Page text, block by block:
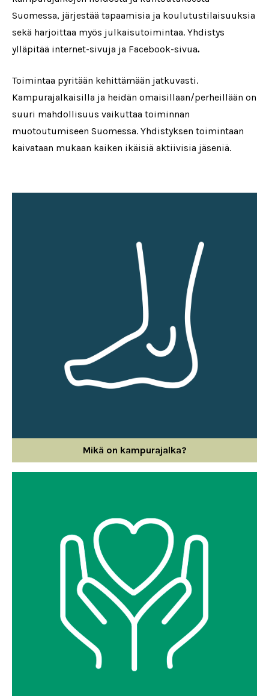
Suomessa, järjestää tapaamisia ja koulutustilaisuuksia
sekä harjoittaa myös julkaisutoimintaa. Yhdistys
ylläpitää internet-sivuja ja Facebook-sivua.
Toimintaa pyritään kehittämään jatkuvasti.
Kampurajalkaisilla ja heidän omaisillaan/perheillään on
suuri mahdollisuus vaikuttaa toiminnan
muotoutumiseen Suomessa. Yhdistyksen toimintaan
kaivataan mukaan kaiken ikäisiä aktiivisia jäseniä.
Mikä on kampurajalka?